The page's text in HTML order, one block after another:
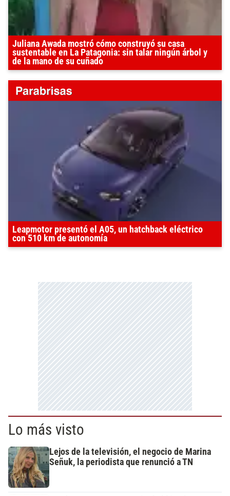
Juliana Awada mostró cómo construyó su casa
sustentable en La Patagonia: sin talar ningún árbol y
de la mano de su cuñado
Leapmotor presentó el A05, un hatchback eléctrico
con 510 km de autonomía
Lo más visto
Lejos de la televisión, el negocio de Marina
Señuk, la periodista que renunció a TN